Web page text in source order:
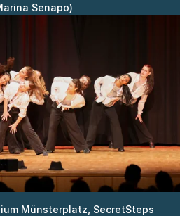
Senapo)
Münsterplatz, SecretSteps